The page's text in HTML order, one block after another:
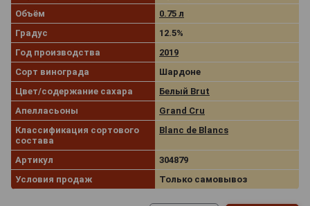
Объём
0.75 л
Градус
12.5%
Год производства
2019
Сорт винограда
Шардоне
Цвет/содержание сахара
Белый Brut
Апелласьоны
Grand Cru
Классификация сортового
состава
Blanc de Blancs
Артикул
304879
Условия продаж
Только самовывоз